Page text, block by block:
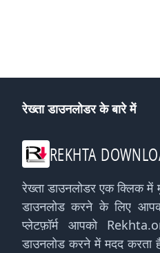
रेख्ता डाउनलोडर के बारे में
REKHTA
रेख्ता डाउनलोडर एक क्लिक में
डाउनलोड करने के लिए
प्लेटफ़ॉर्म आपको
डाउनलोड करने में मदद